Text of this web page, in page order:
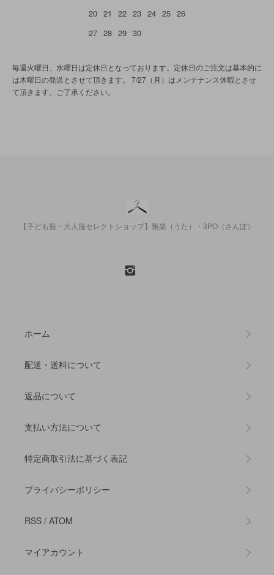
20 21 22 23 24 25 26
27 28 29 30
毎週火曜日、水曜日は定休日となっております。定休日のご注文は基本的に
は木曜日の発送とさせて頂きます。 7/27（月）はメンテナンス休暇とさせ
て頂きます。ご了承ください。
【子ども服・大人服セレクトショップ】雅楽（うた）・3PO（さんぽ）
ホーム
配送・送料について
返品について
支払い方法について
特定商取引法に基づく表記
プライバシーポリシー
RSS / ATOM
マイアカウント